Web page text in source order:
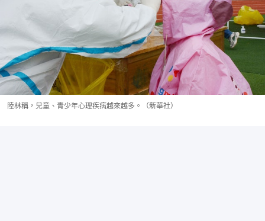
陸林稱，兒童、青少年心理疾病越來越多。（新華社）